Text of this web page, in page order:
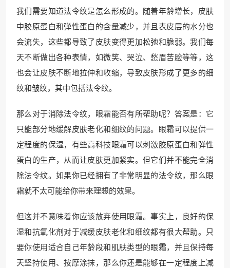
我们需要知道法令纹是怎么形成的。随着年龄增长，皮肤
中胶原蛋白和弹性蛋白的含量减少，并且表皮层的水分也
会流失，这些都导致了皮肤变得更加松弛和脆弱。我们每
天不断做出各种表情，如微笑、哭泣、愁眉苦脸等等，这
也会让皮肤不断地拉伸和收缩，导致皮肤形成了更多的细
纹和皱纹，其中包括法令纹。
那么对于消除法令纹，眼霜能否有所帮助呢？答案是：它
只能部分地缓解皮肤老化和细纹的问题。眼霜可以提供一
定程度的保湿，有些高科技眼霜可以刺激胶原蛋白和弹性
蛋白的生产，从而让皮肤更加紧实。但它们并不能完全消
除法令纹。如果你已经拥有了非常明显的法令纹，那么眼
霜就不太可能给你带来理想的效果。
但这并不意味着你应该放弃使用眼霜。事实上，良好的保
湿和抗氧化剂对于减缓皮肤老化和细纹都有很大帮助。只
要你使用适合自己年龄段和肌肤类型的眼霜，并且保持每
天坚持使用、按摩涂抹，那么你还是能够在一定程度上减